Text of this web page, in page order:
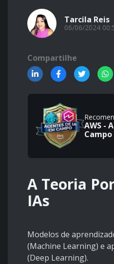
Tarcila Reis
06/06/2024
Compartilhe
AWS -
Campo
A Teoria
IAs
Modelos de
(Machine Learning) e
(Deep Learning).